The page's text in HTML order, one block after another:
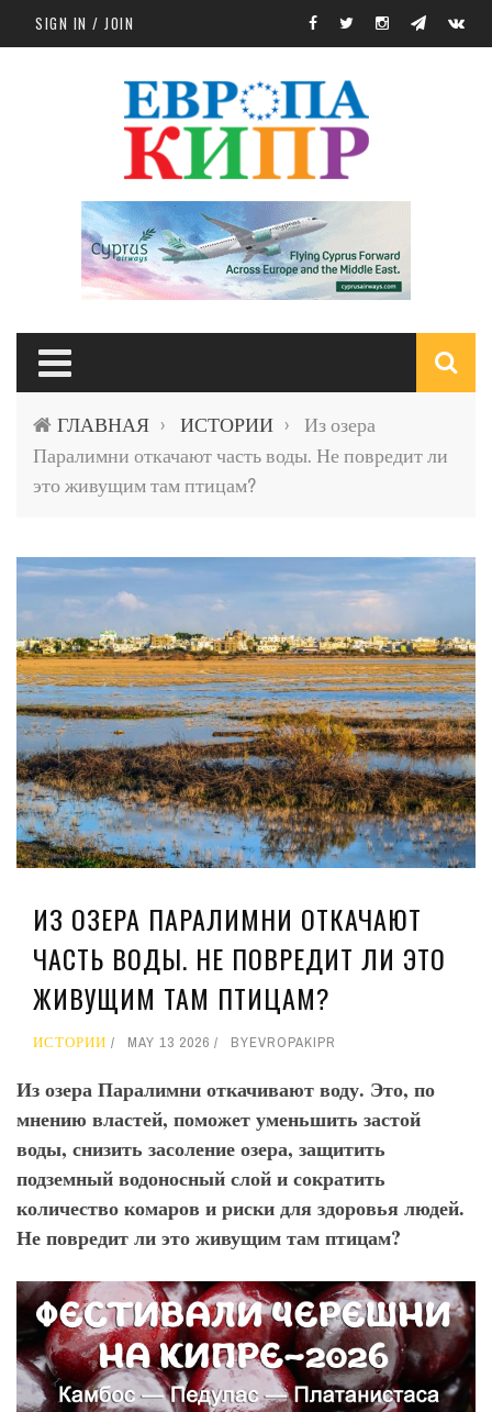
Skip to main content
SIGN IN / JOIN
ГЛАВНАЯ › ИСТОРИИ ›
Из озера
Паралимни откачают часть воды. Не повредит ли
это живущим там птицам?
ИЗ ОЗЕРА ПАРАЛИМНИ ОТКАЧАЮТ
ЧАСТЬ ВОДЫ. НЕ ПОВРЕДИТ ЛИ ЭТО
ЖИВУЩИМ ТАМ ПТИЦАМ?
ИСТОРИИ MAY 13 2026 BYEVROPAKIPR
Из озера Паралимни откачивают воду. Это, по
мнению властей, поможет уменьшить застой
воды, снизить засоление озера, защитить
подземный водоносный слой и сократить
количество комаров и риски для здоровья людей.
Не повредит ли это живущим там птицам?